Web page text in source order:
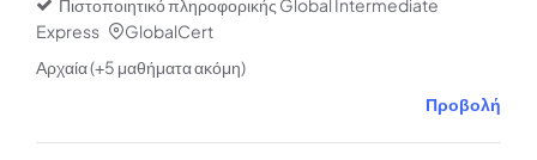
Πιστοποιητικό πληροφορικής Global Intermediate
Express
GlobalCert
Αρχαία (+5 μαθήματα ακόμη)
Προβολή